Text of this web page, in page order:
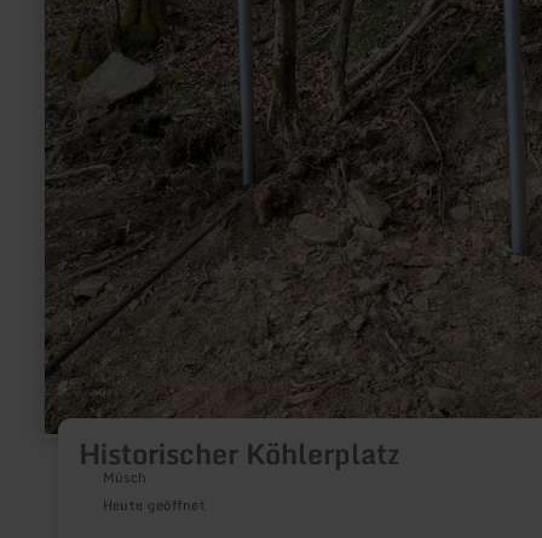
Historischer Köhlerplatz
Müsch
Heute geöffnet